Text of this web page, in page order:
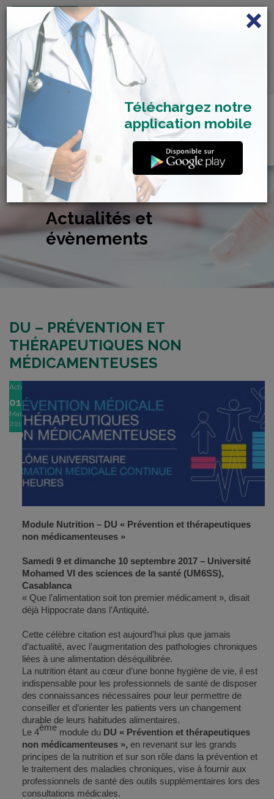
FRANÇAIS
Centre de Check-up Bilan
Santé
Actualités et
évènements
DU – PRÉVENTION ET
THÉRAPEUTIQUES NON
MÉDICAMENTEUSES
Actu
01
Mar
2017
Module Nutrition – DU « Prévention et thérapeutiques
non médicamenteuses »
Samedi 9 et dimanche 10 septembre 2017 – Université
Mohamed VI des sciences de la santé (UM6SS),
Casablanca
« Que l’alimentation soit ton premier médicament », disait
déjà Hippocrate dans l’Antiquité.
Cette célèbre citation est aujourd’hui plus que jamais
d’actualité, avec l’augmentation des pathologies chroniques
liées à une alimentation déséquilibrée.
La nutrition étant au cœur d’une bonne hygiène de vie, il est
indispensable pour les professionnels de santé de disposer
des connaissances nécessaires pour leur permettre de
conseiller et d’orienter les patients vers un changement
durable de leurs habitudes alimentaires.
Le 4ème module du DU « Prévention et thérapeutiques
non médicamenteuses », en revenant sur les grands
principes de la nutrition et sur son rôle dans la prévention et
le traitement des maladies chroniques, vise à fournir aux
professionnels de santé des outils supplémentaires lors des
consultations médicales.
Téléchargez notre
application mobile